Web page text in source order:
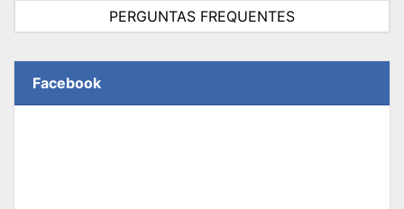
PERGUNTAS FREQUENTES
Facebook